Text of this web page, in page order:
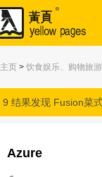
主页 > 饮食娱乐、购物旅游
9 结果发现 Fusion菜
Azure